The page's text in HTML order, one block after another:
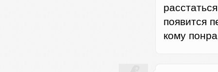
появится
кому